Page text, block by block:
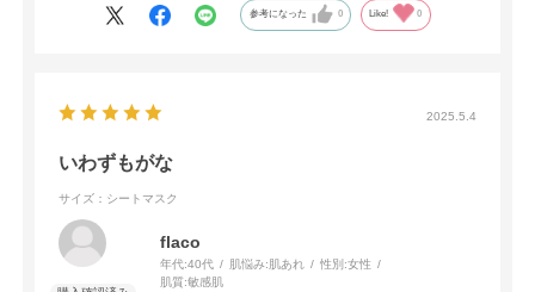
参考になった 0 Like! 0
2025.5.4
いわずもがな
サイズ：シートマスク
flaco
年代:40代 肌悩み: 肌あれ 性別:女性
肌質:敏感肌